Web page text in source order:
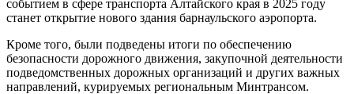
событием в сфере транспорта Алтайского края в 2025 году
станет открытие нового здания барнаульского аэропорта.
Кроме того, были подведены итоги по обеспечению
безопасности дорожного движения, закупочной деятельности
подведомственных дорожных организаций и других важных
направлений, курируемых региональным Минтрансом.